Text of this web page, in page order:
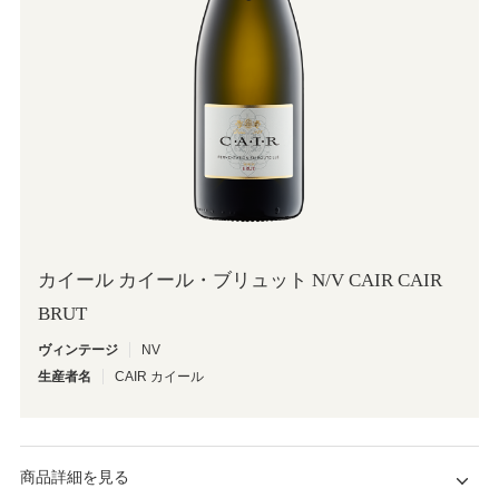
カイール カイール・ブリュット N/V CAIR CAIR
BRUT
ヴィンテージ
NV
生産者名
CAIR カイール
商品詳細を見る